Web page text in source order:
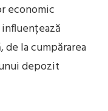
economic
la cumpărarea
depozit